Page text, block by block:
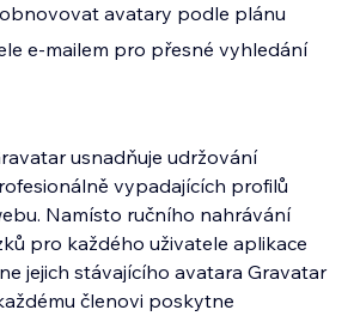
avatary podle plánu
e-mailem pro přesné vyhledání
usnadňuje udržování
vypadajících profilů
Namísto ručního nahrávání
pro každého uživatele aplikace
jejich stávajícího avatara Gravatar
členovi poskytne